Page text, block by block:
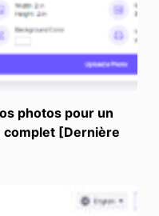
photos pour un
complet [Dernière